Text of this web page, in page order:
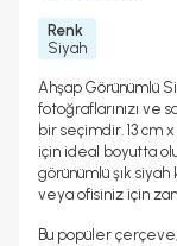
Renk
Siyah
Ahşap Görünümlü
fotoğraflarınızı ve
bir seçimdir. 13 cm
için ideal boyutta
görünümlü şık
veya ofisiniz için
Bu popüler